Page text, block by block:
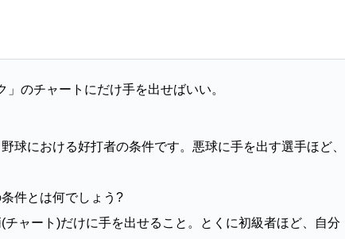
のチャートにだけ手を出せばいい。
球における好打者の条件です。悪球に手を出す選手ほど、
件とは何でしょう?
ャート)だけに手を出せること。とくに初級者ほど、自分